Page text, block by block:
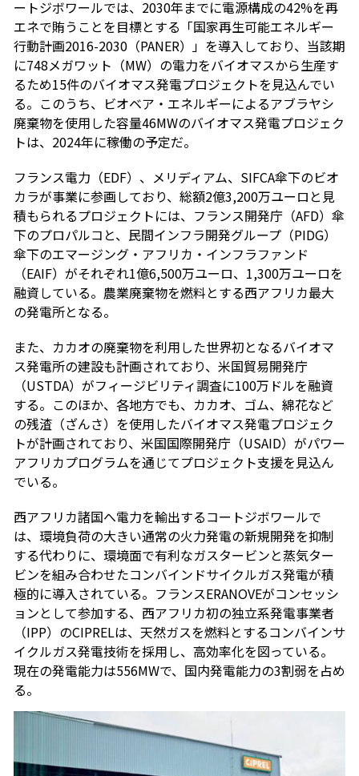
ートジボワールでは、2030年までに電源構成の42%を再
エネで賄うことを目標とする「国家再生可能エネルギー
行動計画2016-2030（PANER）」を導入しており、当該期
に748メガワット（MW）の電力をバイオマスから生産す
るため15件のバイオマス発電プロジェクトを見込んでい
る。このうち、ビオベア・エネルギーによるアブラヤシ
廃棄物を使用した容量46MWのバイオマス発電プロジェク
トは、2024年に稼働の予定だ。
フランス電力（EDF）、メリディアム、SIFCA傘下のビオ
カラが事業に参画しており、総額2億3,200万ユーロと見
積もられるプロジェクトには、フランス開発庁（AFD）傘
下のプロパルコと、民間インフラ開発グループ（PIDG）
傘下のエマージング・アフリカ・インフラファンド
（EAIF）がそれぞれ1億6,500万ユーロ、1,300万ユーロを
融資している。農業廃棄物を燃料とする西アフリカ最大
の発電所となる。
また、カカオの廃棄物を利用した世界初となるバイオマ
ス発電所の建設も計画されており、米国貿易開発庁
（USTDA）がフィージビリティ調査に100万ドルを融資
する。このほか、各地方でも、カカオ、ゴム、綿花など
の残渣（ざんさ）を使用したバイオマス発電プロジェク
トが計画されており、米国国際開発庁（USAID）がパワー
アフリカプログラムを通じてプロジェクト支援を見込ん
でいる。
西アフリカ諸国へ電力を輸出するコートジボワールで
は、環境負荷の大きい通常の火力発電の新規開発を抑制
する代わりに、環境面で有利なガスタービンと蒸気ター
ビンを組み合わせたコンバインドサイクルガス発電が積
極的に導入されている。フランスERANOVEがコンセッシ
ョンとして参加する、西アフリカ初の独立系発電事業者
（IPP）のCIPRELは、天然ガスを燃料とするコンバインサ
イクルガス発電技術を採用し、高効率化を図っている。
現在の発電能力は556MWで、国内発電能力の3割弱を占め
る。